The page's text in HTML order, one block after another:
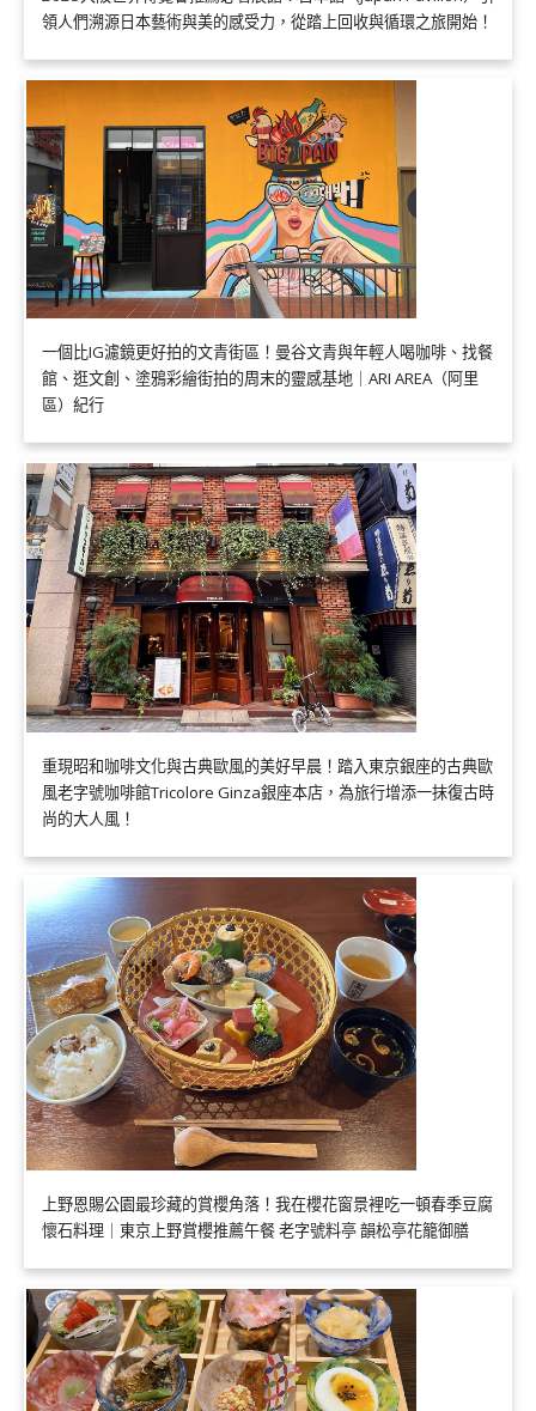
領人們溯源日本藝術與美的感受力，從踏上回收與循環之旅開始！
一個比IG濾鏡更好拍的文青街區！曼谷文青與年輕人喝咖啡、找餐
館、逛文創、塗鴉彩繪街拍的周末的靈感基地｜ARI AREA（阿里
區）紀行
重現昭和咖啡文化與古典歐風的美好早晨！踏入東京銀座的古典歐
風老字號咖啡館Tricolore Ginza銀座本店，為旅行增添一抹復古時
尚的大人風！
上野恩賜公園最珍藏的賞櫻角落！我在櫻花窗景裡吃一頓春季豆腐
懷石料理｜東京上野賞櫻推薦午餐 老字號料亭 韻松亭花籠御膳